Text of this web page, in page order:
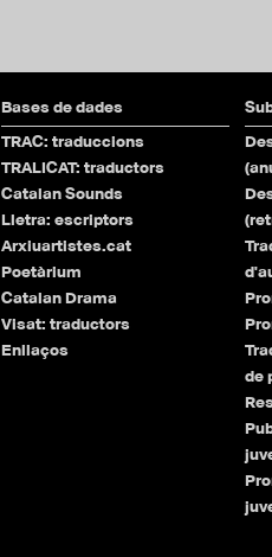
Bases de dades
TRAC: traduccions
TRALICAT: traductors
Catalan Sounds
Lletra: escriptors
Arxiuartistes.cat
Poetàrium
Catalan Drama
Visat: traductors
Enllaços
de